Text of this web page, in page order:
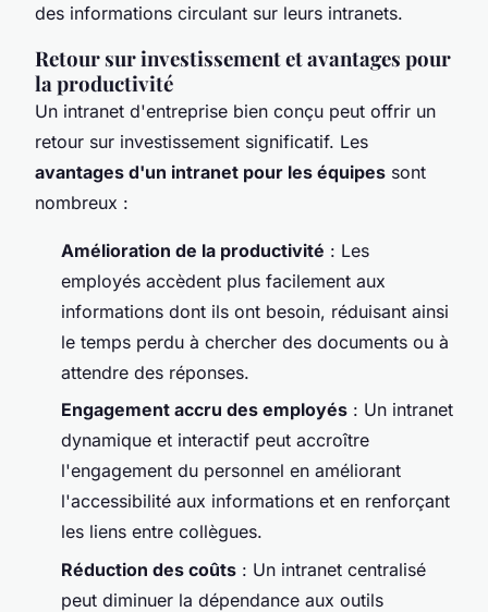
des informations circulant sur leurs intranets.
Retour sur investissement et avantages pour
la productivité
Un intranet d'entreprise bien conçu peut offrir un
retour sur investissement significatif. Les
avantages d'un intranet pour les équipes sont
nombreux :
Amélioration de la productivité : Les
employés accèdent plus facilement aux
informations dont ils ont besoin, réduisant ainsi
le temps perdu à chercher des documents ou à
attendre des réponses.
Engagement accru des employés : Un intranet
dynamique et interactif peut accroître
l'engagement du personnel en améliorant
l'accessibilité aux informations et en renforçant
les liens entre collègues.
Réduction des coûts : Un intranet centralisé
peut diminuer la dépendance aux outils